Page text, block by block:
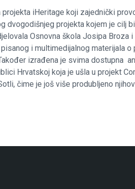
iHeritage koji zajednički
projekta kojem je cilj
Osnovna škola Josipa Broza
i multimedijalnog materijala
izrađena je svima dostupna
Hrvatskoj koja je ušla u projekt
čime je još više produbljeno